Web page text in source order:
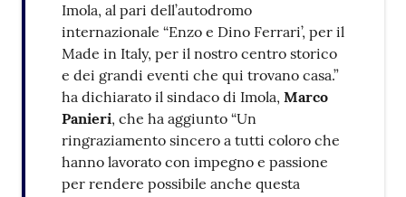
Imola, al pari dell’autodromo
internazionale “Enzo e Dino Ferrari’, per il
Made in Italy, per il nostro centro storico
e dei grandi eventi che qui trovano casa.”
ha dichiarato il sindaco di Imola, Marco
Panieri, che ha aggiunto “Un
ringraziamento sincero a tutti coloro che
hanno lavorato con impegno e passione
per rendere possibile anche questa